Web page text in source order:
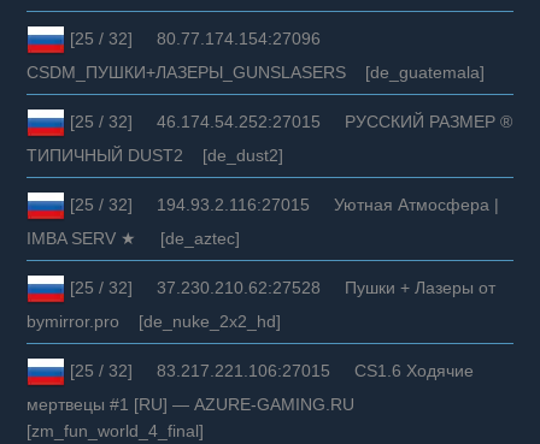
[25 / 32] 80.77.174.154:27096
CSDM_ПУШКИ+ЛАЗЕРЫ_GUNSLASERS [de_guatemala]
[25 / 32] 46.174.54.252:27015 РУССКИЙ РАЗМЕР ®
ТИПИЧНЫЙ DUST2 [de_dust2]
[25 / 32] 194.93.2.116:27015 Уютная Атмосфера |
IMBA SERV ★ [de_aztec]
[25 / 32] 37.230.210.62:27528 Пушки + Лазеры от
bymirror.pro [de_nuke_2x2_hd]
[25 / 32] 83.217.221.106:27015 CS1.6 Ходячие
мертвецы #1 [RU] — AZURE-GAMING.RU
[zm_fun_world_4_final]